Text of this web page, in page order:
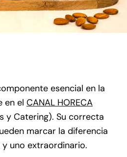
esencial en la
en el CANAL HORECA
y Catering). Su correcta
marcar la diferencia
uno extraordinario.